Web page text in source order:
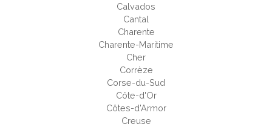
Calvados
Cantal
Charente
Charente-Maritime
Cher
Corrèze
Corse-du-Sud
Côte-d'Or
Côtes-d'Armor
Creuse